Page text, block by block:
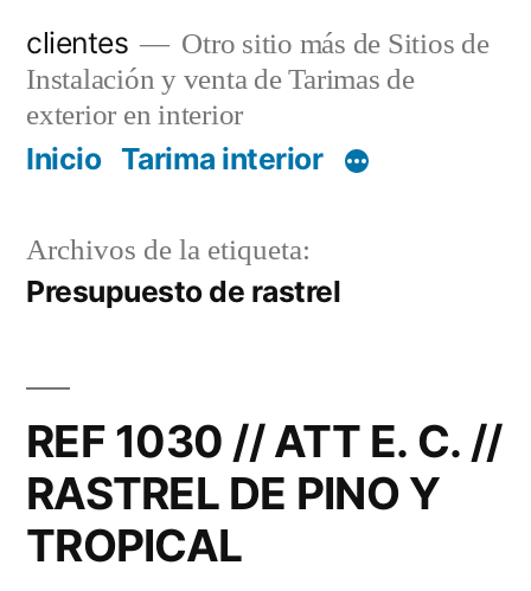
contenido
clientes
Otro sitio más de Sitios de
Instalación y venta de Tarimas de
exterior en interior
Inicio Tarima interior
Archivos de la etiqueta:
Presupuesto de rastrel
REF 1030 // ATT E. C. //
RASTREL DE PINO Y
TROPICAL